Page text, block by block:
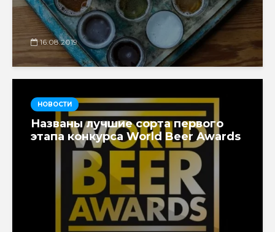
16.08.2019
НОВОСТИ
Названы лучшие сорта первого
этапа конкурса World Beer Awards